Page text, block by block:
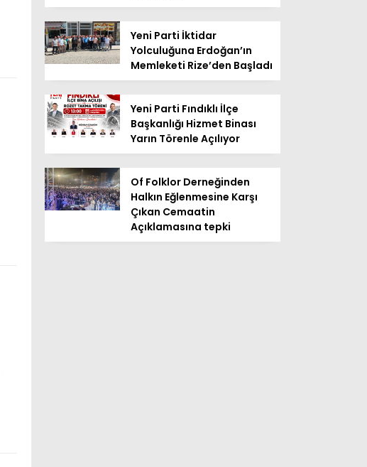
Yeni Parti İktidar
Yolculuğuna Erdoğan’ın
Memleketi Rize’den Başladı
Yeni Parti Fındıklı İlçe
Başkanlığı Hizmet Binası
Yarın Törenle Açılıyor
Of Folklor Derneğinden
Halkın Eğlenmesine Karşı
Çıkan Cemaatin
Açıklamasına tepki